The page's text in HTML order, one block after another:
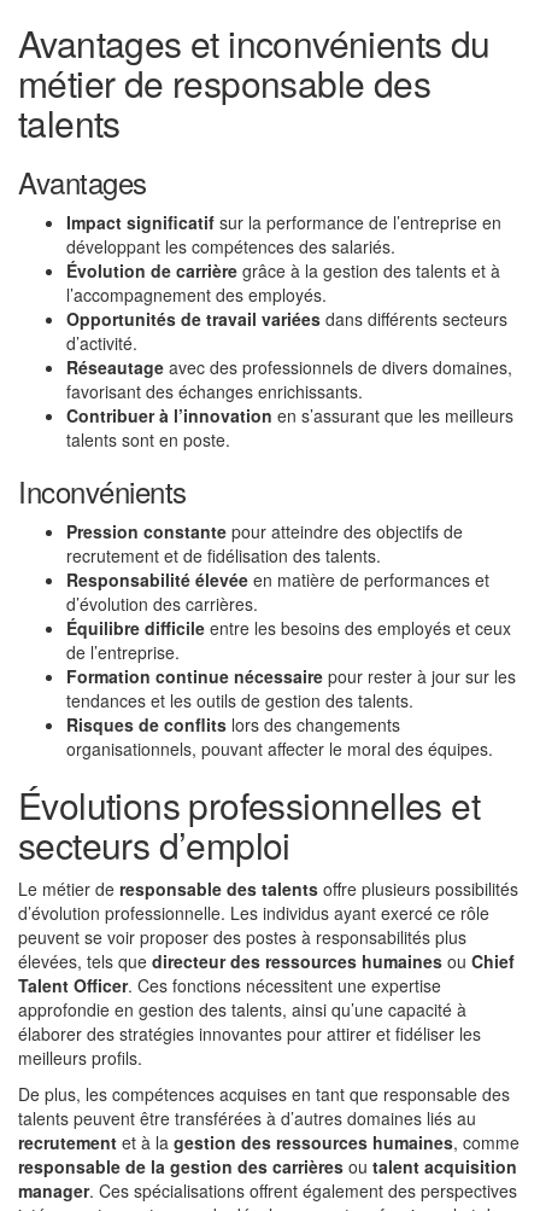
Avantages et inconvénients du
métier de responsable des
talents
Avantages
Impact significatif sur la performance de l’entreprise en
développant les compétences des salariés.
Évolution de carrière grâce à la gestion des talents et à
l’accompagnement des employés.
Opportunités de travail variées dans différents secteurs
d’activité.
Réseautage avec des professionnels de divers domaines,
favorisant des échanges enrichissants.
Contribuer à l’innovation en s’assurant que les meilleurs
talents sont en poste.
Inconvénients
Pression constante pour atteindre des objectifs de
recrutement et de fidélisation des talents.
Responsabilité élevée en matière de performances et
d’évolution des carrières.
Équilibre difficile entre les besoins des employés et ceux
de l’entreprise.
Formation continue nécessaire pour rester à jour sur les
tendances et les outils de gestion des talents.
Risques de conflits lors des changements
organisationnels, pouvant affecter le moral des équipes.
Évolutions professionnelles et
secteurs d’emploi
Le métier de responsable des talents offre plusieurs possibilités
d’évolution professionnelle. Les individus ayant exercé ce rôle
peuvent se voir proposer des postes à responsabilités plus
élevées, tels que directeur des ressources humaines ou Chief
Talent Officer. Ces fonctions nécessitent une expertise
approfondie en gestion des talents, ainsi qu’une capacité à
élaborer des stratégies innovantes pour attirer et fidéliser les
meilleurs profils.
De plus, les compétences acquises en tant que responsable des
talents peuvent être transférées à d’autres domaines liés au
recrutement et à la gestion des ressources humaines, comme
responsable de la gestion des carrières ou talent acquisition
manager. Ces spécialisations offrent également des perspectives